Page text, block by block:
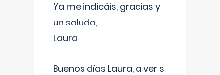
Ya me indicáis, gracias y
un saludo,
Laura
Buenos días Laura, a ver si